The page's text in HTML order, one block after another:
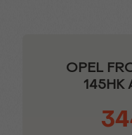
OPEL
145HK